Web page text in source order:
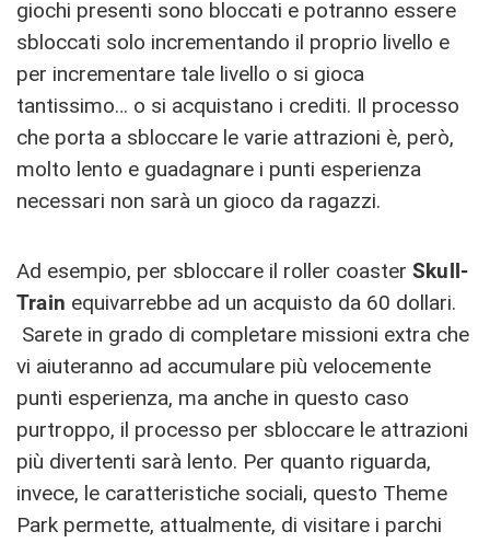
giochi presenti sono bloccati e potranno essere
sbloccati solo incrementando il proprio livello e
per incrementare tale livello o si gioca
tantissimo… o si acquistano i crediti. Il processo
che porta a sbloccare le varie attrazioni è, però,
molto lento e guadagnare i punti esperienza
necessari non sarà un gioco da ragazzi.
Ad esempio, per sbloccare il roller coaster Skull-
Train equivarrebbe ad un acquisto da 60 dollari.
Sarete in grado di completare missioni extra che
vi aiuteranno ad accumulare più velocemente
punti esperienza, ma anche in questo caso
purtroppo, il processo per sbloccare le attrazioni
più divertenti sarà lento. Per quanto riguarda,
invece, le caratteristiche sociali, questo Theme
Park permette, attualmente, di visitare i parchi